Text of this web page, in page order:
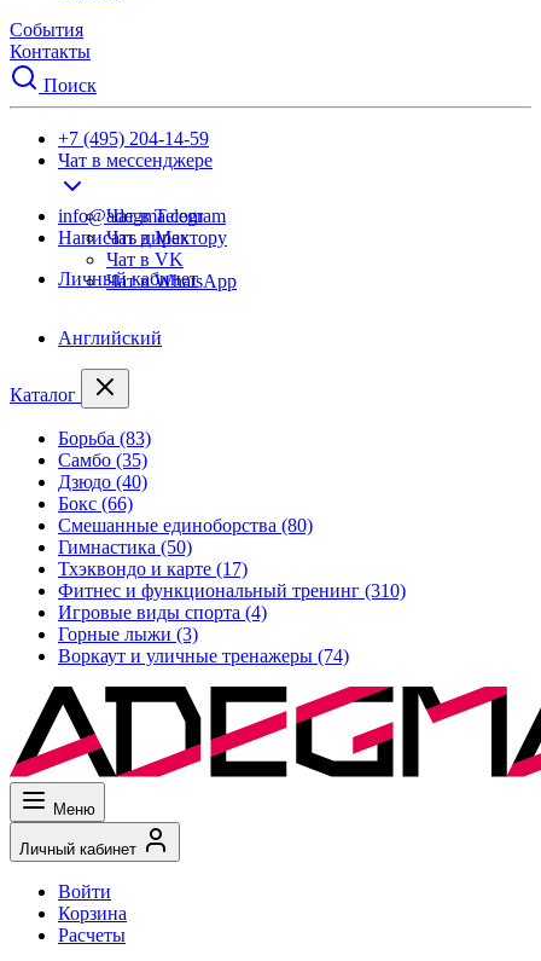
События
Контакты
Поиск
+7 (495) 204-14-59
Чат в мессенджере
Чат в Telegram
Чат в Max
Чат в VK
Чат в WhatsApp
info@adegma.com
Написать директору
Личный кабинет
Английский
Каталог
Борьба (83)
Самбо (35)
Дзюдо (40)
Бокс (66)
Смешанные единоборства (80)
Гимнастика (50)
Тхэквондо и карте (17)
Фитнес и функциональный тренинг (310)
Игровые виды спорта (4)
Горные лыжи (3)
Воркаут и уличные тренажеры (74)
Меню
Личный кабинет
Войти
Корзина
Расчеты